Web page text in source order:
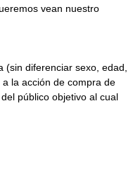
vean nuestro
(sin diferenciar sexo, edad,
la acción de compra de
público objetivo al cual